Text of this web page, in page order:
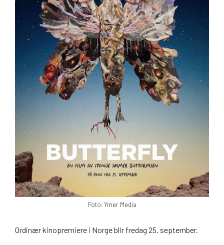
Foto: Ymer Media
Ordinær kinopremiere i Norge blir fredag 25. september.